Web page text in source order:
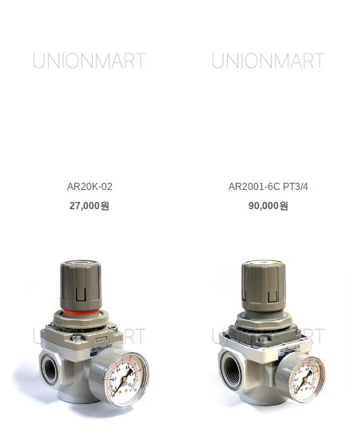
AR20K-02
27,000원
AR2001-6C PT3/4
90,000원